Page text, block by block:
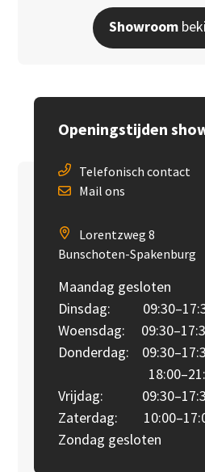
Showroom
Openingstijden
Telefonisch contact
Mail ons
Lorentzweg 8
Bunschoten-Spakenburg
Maandag gesloten
Dinsdag:
Woensdag:
Donderdag:
Vrijdag:
Zaterdag:
Zondag gesloten